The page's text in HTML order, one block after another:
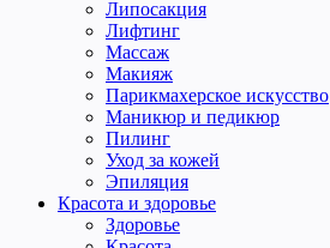
Липосакция
Лифтинг
Массаж
Макияж
Парикмахерское искусство
Маникюр и педикюр
Пилинг
Уход за кожей
Эпиляция
Красота и здоровье
Здоровье